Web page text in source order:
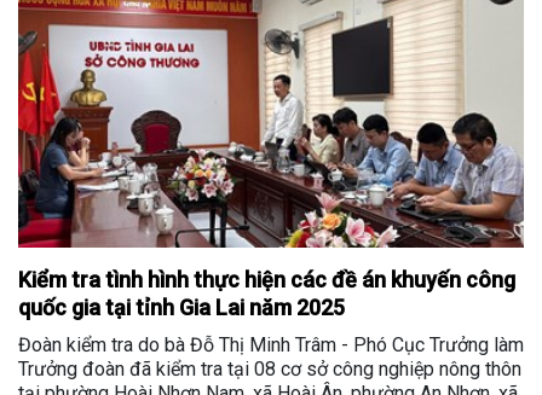
Kiểm tra tình hình thực hiện các đề án khuyến công
quốc gia tại tỉnh Gia Lai năm 2025
Đoàn kiểm tra do bà Đỗ Thị Minh Trâm - Phó Cục Trưởng làm
Trưởng đoàn đã kiểm tra tại 08 cơ sở công nghiệp nông thôn